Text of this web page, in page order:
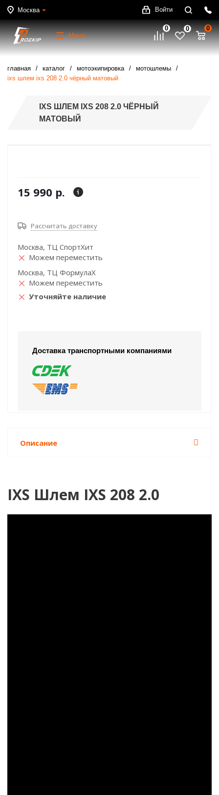
Москва Войти
Меню
0 0 0
главная каталог мотоэкипировка
мотошлемы
ixs шлем ixs 208 2.0 чёрный матовый
IXS ШЛЕМ IXS 208 2.0 ЧЁРНЫЙ
МАТОВЫЙ
15 990 р.
Рассчитать доставку
Москва, ТЦ СпортХит
Можем переместить
Москва, ТЦ ФормулаХ
Можем переместить
Уточняйте наличие
Доставка транспортными компаниями
Описание
IXS Шлем IXS 208 2.0